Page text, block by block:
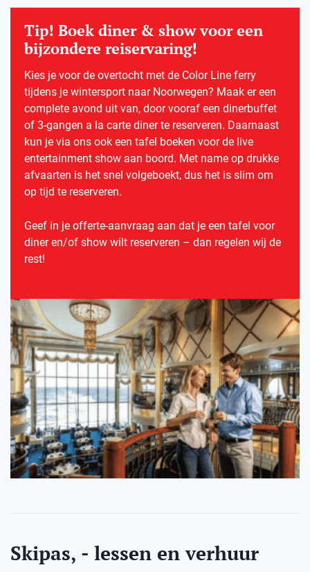
Tip! Boek diner & show voor een
bijzondere reiservaring!
Kies je voor de overtocht met de Color Line ferry
tijdens je wintersport naar Noorwegen? Maak er een
complete avond uit van, door vooraf een dinerbuffet
of 3-gangen a la carte diner te reserveren. Daarnaast
kun je via ons ook een tafel boeken voor de live
entertainment show aan boord. Met name op drukke
afvaarten is het snel volgeboekt, dus het is slim om
op tijd te reserveren.
Geef in je offerte-aanvraag aan dat je een tafel voor
diner en/of show wilt reserveren – dan regelen wij de
rest!
Skipas, - lessen en verhuur